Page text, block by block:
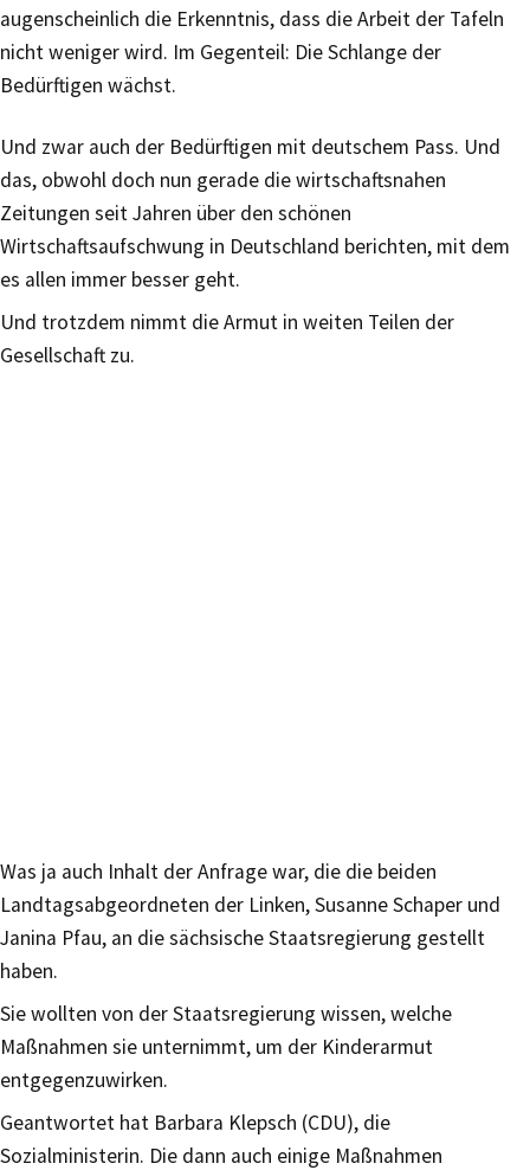
augenscheinlich die Erkenntnis, dass die Arbeit der Tafeln
nicht weniger wird. Im Gegenteil: Die Schlange der
Bedürftigen wächst.
Und zwar auch der Bedürftigen mit deutschem Pass. Und
das, obwohl doch nun gerade die wirtschaftsnahen
Zeitungen seit Jahren über den schönen
Wirtschaftsaufschwung in Deutschland berichten, mit dem
es allen immer besser geht.
Und trotzdem nimmt die Armut in weiten Teilen der
Gesellschaft zu.
Was ja auch Inhalt der Anfrage war, die die beiden
Landtagsabgeordneten der Linken, Susanne Schaper und
Janina Pfau, an die sächsische Staatsregierung gestellt
haben.
Sie wollten von der Staatsregierung wissen, welche
Maßnahmen sie unternimmt, um der Kinderarmut
entgegenzuwirken.
Geantwortet hat Barbara Klepsch (CDU), die
Sozialministerin. Die dann auch einige Maßnahmen